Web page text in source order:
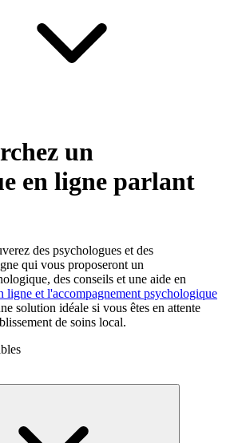
un
en ligne parlant
des psychologues et des
qui vous proposeront un
des conseils et une aide en
ligne et l'accompagnement psychologique
solution idéale si vous êtes en attente
de soins local.